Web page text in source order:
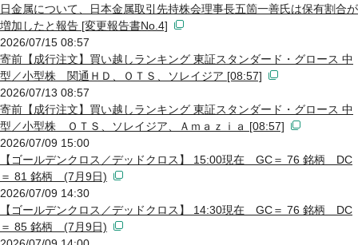
日金属について、日本金属取引先持株会理事長五箇一善氏は保有割合が
増加したと報告 [変更報告書No.4]
2026/07/15 08:57
寄前【成行注文】買い越しランキング 東証スタンダード・グロース 中
型／小型株 関通ＨＤ、ＯＴＳ、ソレイジア [08:57]
2026/07/13 08:57
寄前【成行注文】買い越しランキング 東証スタンダード・グロース 中
型／小型株 ＯＴＳ、ソレイジア、Ａｍａｚｉａ [08:57]
2026/07/09 15:00
【ゴールデンクロス／デッドクロス】 15:00現在 GC＝ 76 銘柄 DC
＝ 81 銘柄 (7月9日)
2026/07/09 14:30
【ゴールデンクロス／デッドクロス】 14:30現在 GC＝ 76 銘柄 DC
＝ 85 銘柄 (7月9日)